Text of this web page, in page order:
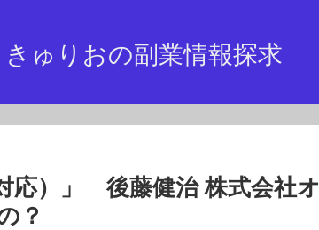
きゅりおの副業情報探求
応）」 後藤健治 株式会社オ
？